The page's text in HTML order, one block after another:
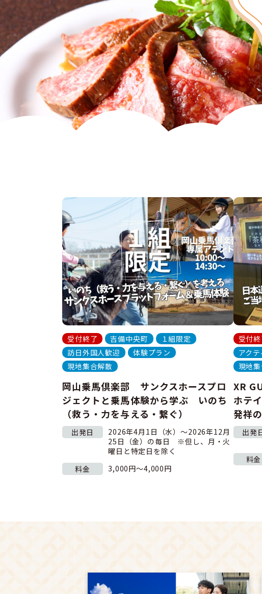
受付終了 吉備中央町
１組限定
訪日外国人歓迎
体験プラン
現地集合解散
岡山乗馬倶楽部 サンクスホースプロ
ジェクトと乗馬体験から学ぶ いのち
（救う・力を与える・繋ぐ）
出発日
2026年4月1日（水）～2026年12月
25日（金）の毎日 ※但し、月・火
曜日と特定日を除く
料金
3,000円～4,000円
受付
アク
現地
XR
ホテ
発祥
出発
料金
詳細ページ